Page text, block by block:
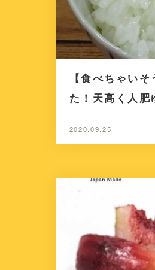
【食べちゃい
た！天高く人肥
2020.09.25